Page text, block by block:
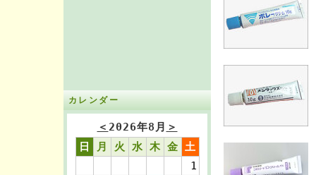
カレンダー
＜ 2026年8月 ＞
日
月 火 水 木 金 土
1